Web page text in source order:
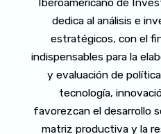
dedica al análisis e
estratégicos, con el
indispensables para la
y evaluación de
tecnología,
favorezcan el desarrollo
matriz productiva y la